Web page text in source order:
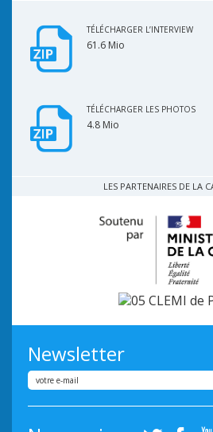
TÉLÉCHARGER L’INTERVIEW
61.6 Mio
TÉLÉCHARGER LES PHOTOS
4.8 Mio
LES PARTENAIRES DE LA
Newsletter